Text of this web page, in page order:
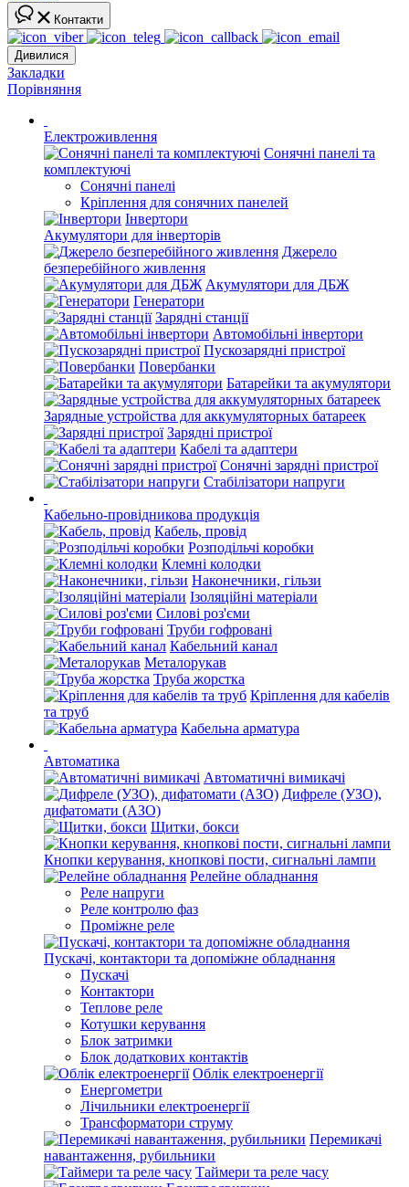
Контакти
Дивилися
Закладки
Порівняння
Електроживлення
Сонячні панелі та
комплектуючі
Сонячні панелі
Кріплення для сонячних панелей
Інвертори
Акумулятори для інверторів
Джерело
безперебійного живлення
Акумулятори для ДБЖ
Генератори
Зарядні станції
Автомобільні інвертори
Пускозарядні пристрої
Повербанки
Батарейки та акумулятори
Зарядные устройства для аккумуляторных батареек
Зарядні пристрої
Кабелі та адаптери
Сонячні зарядні пристрої
Стабілізатори напруги
Кабельно-провідникова продукція
Кабель, провід
Розподільчі коробки
Клемні колодки
Наконечники, гільзи
Ізоляційні матеріали
Силові роз'єми
Труби гофровані
Кабельний канал
Металорукав
Труба жорстка
Кріплення для кабелів
та труб
Кабельна арматура
Автоматика
Автоматичні вимикачі
Дифреле (УЗО),
дифатомати (АЗО)
Щитки, бокси
Кнопки керування, кнопкові пости, сигнальні лампи
Релейне обладнання
Реле напруги
Реле контролю фаз
Проміжне реле
Пускачі, контактори та допоміжне обладнання
Пускачі
Контактори
Теплове реле
Котушки керування
Блок затримки
Блок додаткових контактів
Облік електроенергії
Енергометри
Лічильники електроенергії
Трансформатори струму
Перемикачі
навантаження, рубильники
Таймери та реле часу